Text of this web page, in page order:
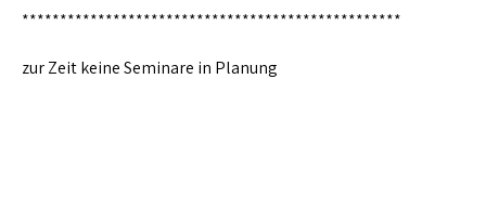
**************************************************
zur Zeit keine Seminare in Planung